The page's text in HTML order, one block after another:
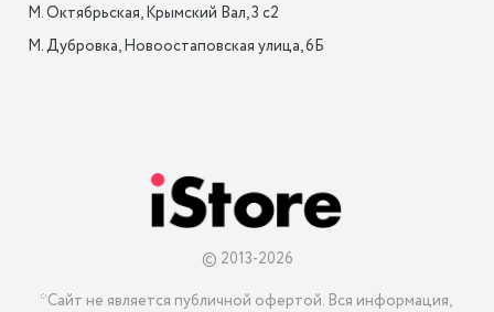
М. Октябрьская, Крымский Вал, 3 с2
М. Дубровка, Новоостаповская улица, 6Б
© 2013-2026
*Сайт не является публичной офертой. Вся информация,